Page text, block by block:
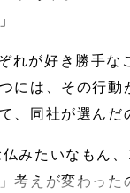
れが好き勝手
には、その行
、同社が選んだ
仏みたいなもん
考えが変わっ